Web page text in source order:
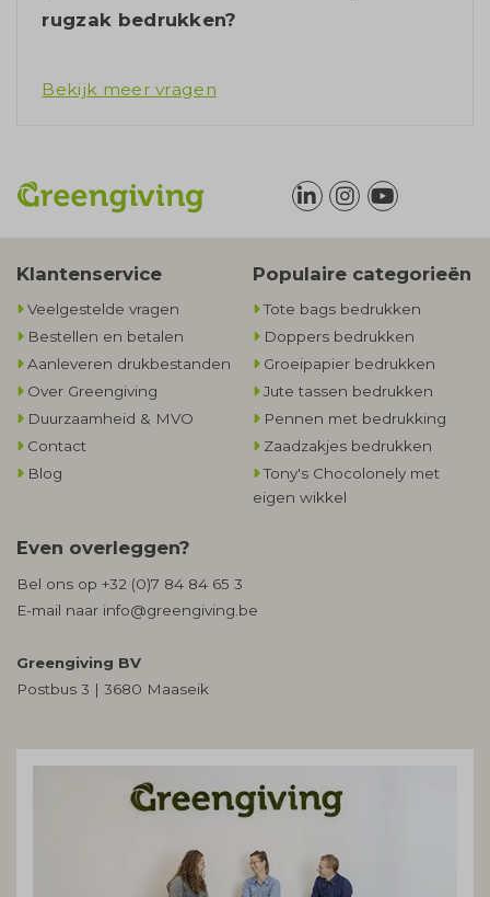
rugzak bedrukken?
Bekijk meer vragen
Klantenservice
Veelgestelde vragen
Bestellen en betalen
Aanleveren drukbestanden
Over Greengiving
Duurzaamheid & MVO
Contact
Blog
Populaire categorieën
Tote bags bedrukken
Doppers bedrukken
Groeipapier bedrukken
Jute tassen bedrukken
Pennen met bedrukking
Zaadzakjes bedrukken
Tony's Chocolonely met
eigen wikkel
Even overleggen?
Bel ons op +32 (0)7 84 84 65 3
E-mail naar info@greengiving.be
Greengiving BV
Postbus 3 | 3680 Maaseik